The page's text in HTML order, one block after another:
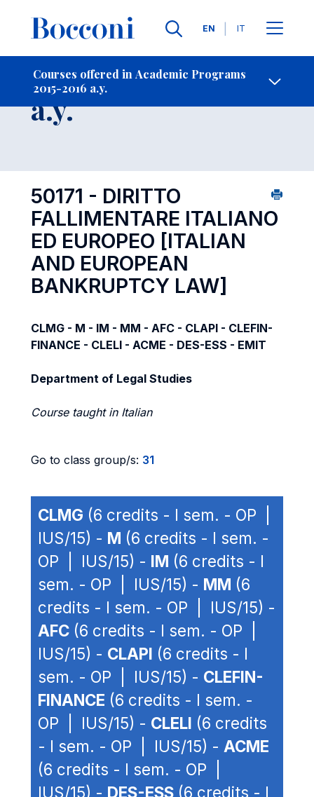
Languages
EN IT
Courses offered in Academic Programs
2015-2016 a.y.
- Contact Us
Course 2015-2016
a.y.
50171 - DIRITTO
FALLIMENTARE ITALIANO
ED EUROPEO [ITALIAN
AND EUROPEAN
BANKRUPTCY LAW]
CLMG - M - IM - MM - AFC - CLAPI - CLEFIN-
FINANCE - CLELI - ACME - DES-ESS - EMIT
Department of Legal Studies
Course taught in Italian
Go to class group/s: 31
CLMG (6 credits - I sem. - OP |
IUS/15) - M (6 credits - I sem. -
OP | IUS/15) - IM (6 credits - I
sem. - OP | IUS/15) - MM (6
credits - I sem. - OP | IUS/15) -
AFC (6 credits - I sem. - OP |
IUS/15) - CLAPI (6 credits - I
sem. - OP | IUS/15) - CLEFIN-
FINANCE (6 credits - I sem. -
OP | IUS/15) - CLELI (6 credits
- I sem. - OP | IUS/15) - ACME
(6 credits - I sem. - OP |
IUS/15) - DES-ESS (6 credits - I